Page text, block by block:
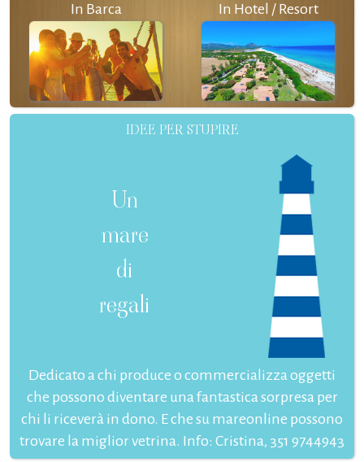
In Barca In Hotel / Resort
IDEE PER STUPIRE
Un
mare
di
regali
Dedicato a chi produce o commercializza oggetti
che possono diventare una fantastica sorpresa per
chi li riceverà in dono. E che su mareonline possono
trovare la miglior vetrina. Info: Cristina, 351 9744943